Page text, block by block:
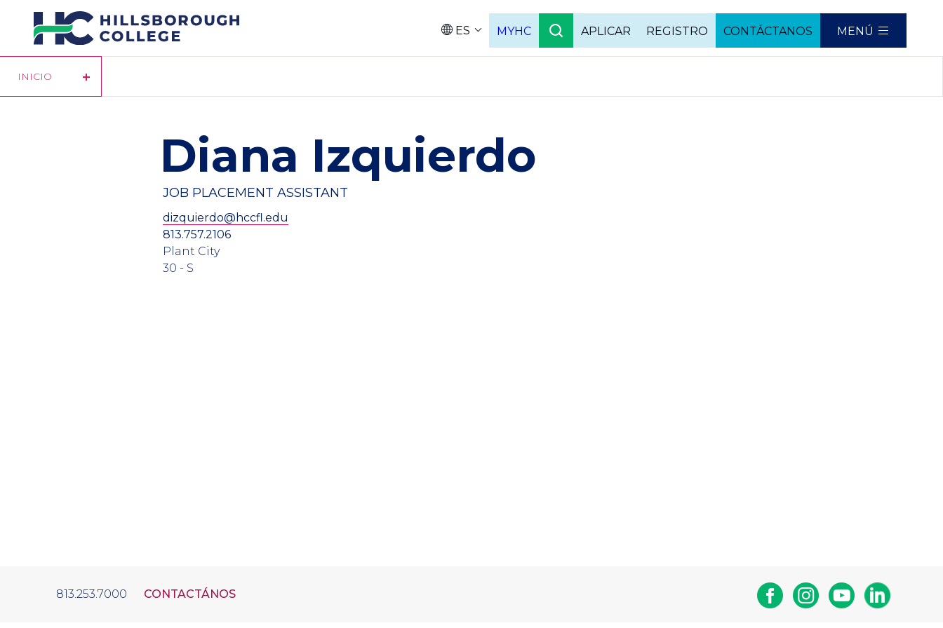
Pasar
contenido
ES MYHC APLICAR REGISTRO CONTÁCTANOS MENÚ
INICIO
Diana Izquierdo
JOB PLACEMENT ASSISTANT
dizquierdo@hccfl.edu
813.757.2106
Plant City
30 - S
813.253.7000 CONTACTÁNOS FacebookInstagramYoutubeLinkedin